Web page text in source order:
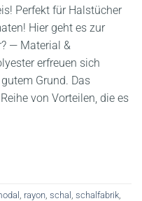
Perfekt für Halstücher
Hier geht es zur
— Material &
erfreuen sich
Grund. Das
von Vorteilen, die es
rayon schal schalfabrik